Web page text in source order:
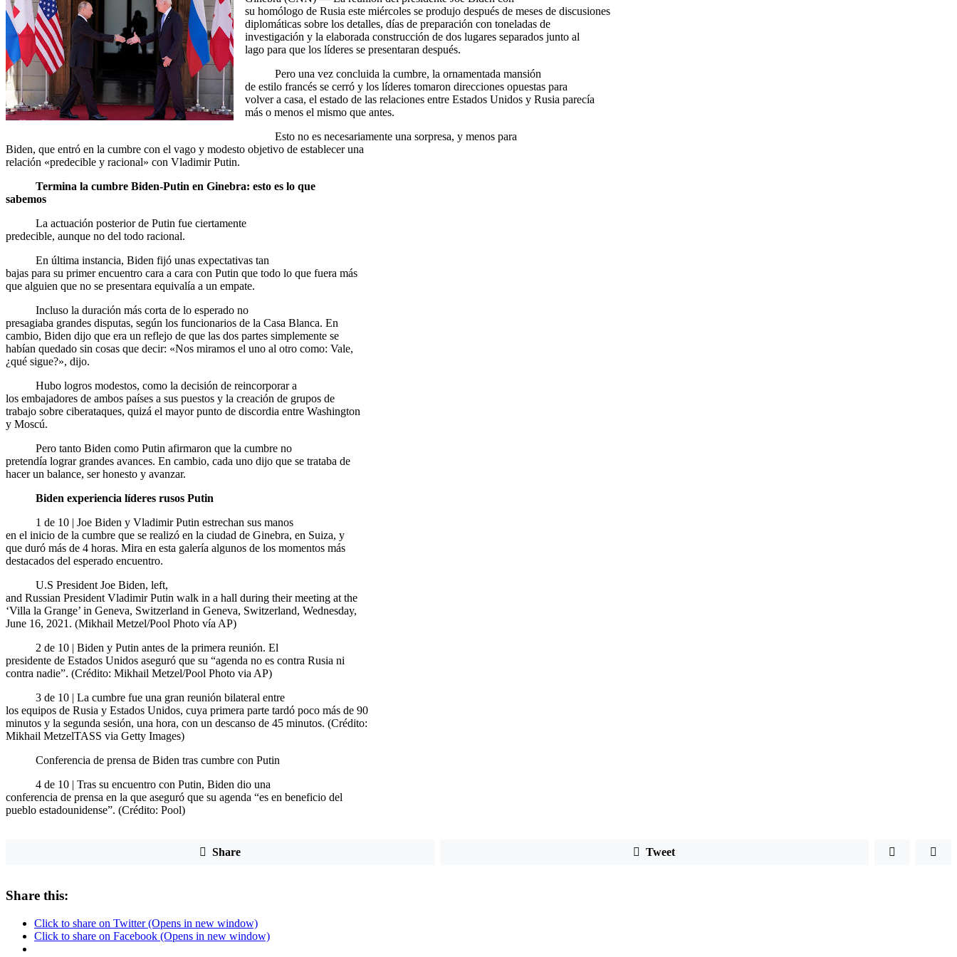
su homólogo de Rusia este miércoles se produjo después de meses de discusiones
diplomáticas sobre los detalles, días de preparación con toneladas de
investigación y la elaborada construcción de dos lugares separados junto al
lago para que los líderes se presentaran después.
Pero una vez concluida la cumbre, la ornamentada mansión
de estilo francés se cerró y los líderes tomaron direcciones opuestas para
volver a casa, el estado de las relaciones entre Estados Unidos y Rusia parecía
más o menos el mismo que antes.
Esto no es necesariamente una sorpresa, y menos para
Biden, que entró en la cumbre con el vago y modesto objetivo de establecer una
relación «predecible y racional» con Vladimir Putin.
Termina la cumbre Biden-Putin en Ginebra: esto es lo que
sabemos
La actuación posterior de Putin fue ciertamente
predecible, aunque no del todo racional.
En última instancia, Biden fijó unas expectativas tan
bajas para su primer encuentro cara a cara con Putin que todo lo que fuera más
que alguien que no se presentara equivalía a un empate.
Incluso la duración más corta de lo esperado no
presagiaba grandes disputas, según los funcionarios de la Casa Blanca. En
cambio, Biden dijo que era un reflejo de que las dos partes simplemente se
habían quedado sin cosas que decir: «Nos miramos el uno al otro como: Vale,
¿qué sigue?», dijo.
Hubo logros modestos, como la decisión de reincorporar a
los embajadores de ambos países a sus puestos y la creación de grupos de
trabajo sobre ciberataques, quizá el mayor punto de discordia entre Washington
y Moscú.
Pero tanto Biden como Putin afirmaron que la cumbre no
pretendía lograr grandes avances. En cambio, cada uno dijo que se trataba de
hacer un balance, ser honesto y avanzar.
Biden experiencia líderes rusos Putin
1 de 10 | Joe Biden y Vladimir Putin estrechan sus manos
en el inicio de la cumbre que se realizó en la ciudad de Ginebra, en Suiza, y
que duró más de 4 horas. Mira en esta galería algunos de los momentos más
destacados del esperado encuentro.
U.S President Joe Biden, left,
and Russian President Vladimir Putin walk in a hall during their meeting at the
‘Villa la Grange’ in Geneva, Switzerland in Geneva, Switzerland, Wednesday,
June 16, 2021. (Mikhail Metzel/Pool Photo vía AP)
2 de 10 | Biden y Putin antes de la primera reunión. El
presidente de Estados Unidos aseguró que su “agenda no es contra Rusia ni
contra nadie”. (Crédito: Mikhail Metzel/Pool Photo via AP)
3 de 10 | La cumbre fue una gran reunión bilateral entre
los equipos de Rusia y Estados Unidos, cuya primera parte tardó poco más de 90
minutos y la segunda sesión, una hora, con un descanso de 45 minutos. (Crédito:
Mikhail MetzelTASS via Getty Images)
Conferencia de prensa de Biden tras cumbre con Putin
4 de 10 | Tras su encuentro con Putin, Biden dio una
conferencia de prensa en la que aseguró que su agenda “es en beneficio del
pueblo estadounidense”. (Crédito: Pool)
Share Tweet
Share this:
Click to share on Twitter (Opens in new window)
Click to share on Facebook (Opens in new window)